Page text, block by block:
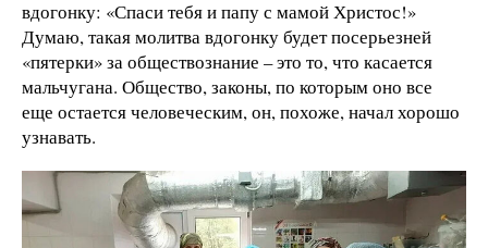
вдогонку: «Спаси тебя и папу с мамой Христос!»
Думаю, такая молитва вдогонку будет посерьезней
«пятерки» за обществознание – это то, что касается
мальчугана. Общество, законы, по которым оно все
еще остается человеческим, он, похоже, начал хорошо
узнавать.